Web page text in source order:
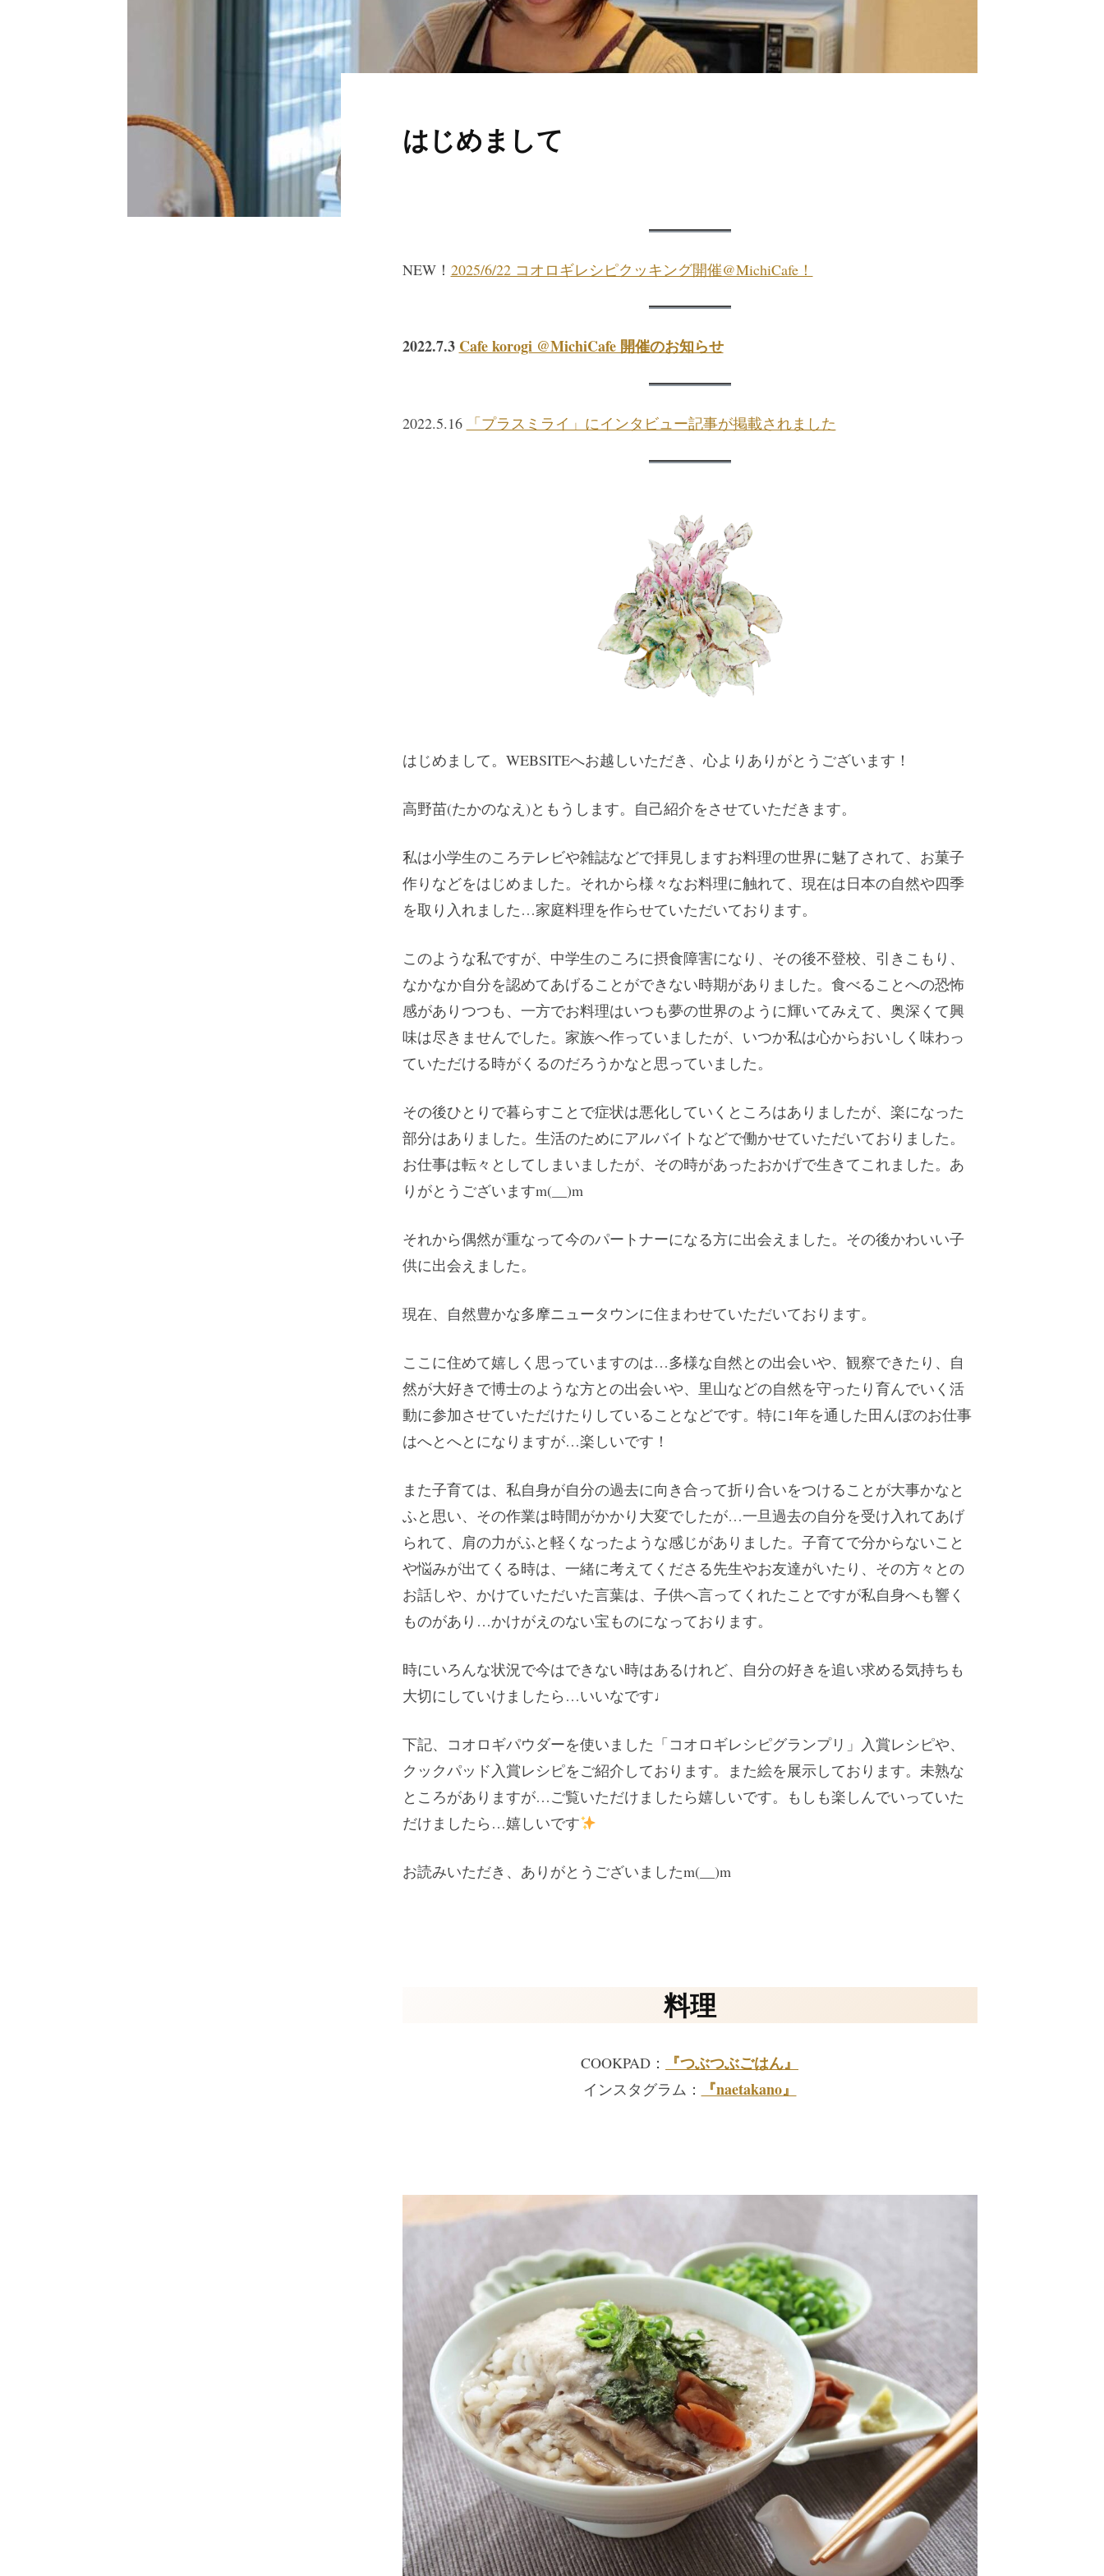
はじめまして
NEW！ 2025/6/22 コオロギレシピクッキング開催@MichiCafe！
2022.7.3 Cafe korogi @MichiCafe 開催のお知らせ
2022.5.16 「プラスミライ」にインタビュー記事が掲載されました
はじめまして。WEBSITEへお越しいただき、心よりありがとうございます！
高野苗(たかのなえ)ともうします。自己紹介をさせていただきます。
私は小学生のころテレビや雑誌などで拝見しますお料理の世界に魅了されて、お菓子
作りなどをはじめました。それから様々なお料理に触れて、現在は日本の自然や四季
を取り入れました…家庭料理を作らせていただいております。
このような私ですが、中学生のころに摂食障害になり、その後不登校、引きこもり、
なかなか自分を認めてあげることができない時期がありました。食べることへの恐怖
感がありつつも、一方でお料理はいつも夢の世界のように輝いてみえて、奥深くて興
味は尽きませんでした。家族へ作っていましたが、いつか私は心からおいしく味わっ
ていただける時がくるのだろうかなと思っていました。
その後ひとりで暮らすことで症状は悪化していくところはありましたが、楽になった
部分はありました。生活のためにアルバイトなどで働かせていただいておりました。
お仕事は転々としてしまいましたが、その時があったおかげで生きてこれました。あ
りがとうございますm(__)m
それから偶然が重なって今のパートナーになる方に出会えました。その後かわいい子
供に出会えました。
現在、自然豊かな多摩ニュータウンに住まわせていただいております。
ここに住めて嬉しく思っていますのは…多様な自然との出会いや、観察できたり、自
然が大好きで博士のような方との出会いや、里山などの自然を守ったり育んでいく活
動に参加させていただけたりしていることなどです。特に1年を通した田んぼのお仕事
はへとへとになりますが…楽しいです！
また子育ては、私自身が自分の過去に向き合って折り合いをつけることが大事かなと
ふと思い、その作業は時間がかかり大変でしたが…一旦過去の自分を受け入れてあげ
られて、肩の力がふと軽くなったような感じがありました。子育てで分からないこと
や悩みが出てくる時は、一緒に考えてくださる先生やお友達がいたり、その方々との
お話しや、かけていただいた言葉は、子供へ言ってくれたことですが私自身へも響く
ものがあり…かけがえのない宝ものになっております。
時にいろんな状況で今はできない時はあるけれど、自分の好きを追い求める気持ちも
大切にしていけましたら…いいなです♩
下記、コオロギパウダーを使いました「コオロギレシピグランプリ」入賞レシピや、
クックパッド入賞レシピをご紹介しております。また絵を展示しております。未熟な
ところがありますが…ご覧いただけましたら嬉しいです。もしも楽しんでいっていた
だけましたら…嬉しいです
お読みいただき、ありがとうございましたm(__)m
料理
COOKPAD： 『つぶつぶごはん』
インスタグラム： 『naetakano』